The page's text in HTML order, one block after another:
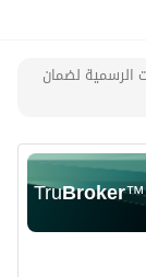
الرسمية لضمان
TruBroker™